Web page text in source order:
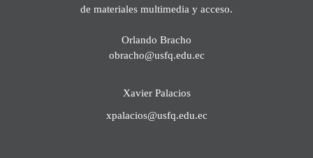
de materiales multimedia y acceso.
Orlando Bracho
obracho@usfq.edu.ec
Xavier Palacios
xpalacios@usfq.edu.ec